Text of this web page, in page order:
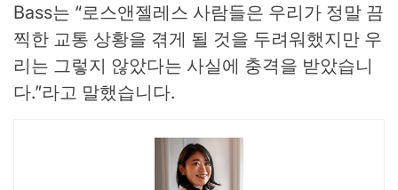
Bass는 “로스앤젤레스 사람들은 우리가 정말 끔
찍한 교통 상황을 겪게 될 것을 두려워했지만 우
리는 그렇지 않았다는 사실에 충격을 받았습니
다.”라고 말했습니다.